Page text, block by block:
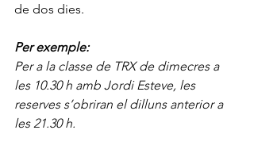
de dos dies.
Per exemple:
Per a la classe de TRX de dimecres a
les 10.30 h amb Jordi Esteve, les
reserves s’obriran el dilluns anterior a
les 21.30 h.